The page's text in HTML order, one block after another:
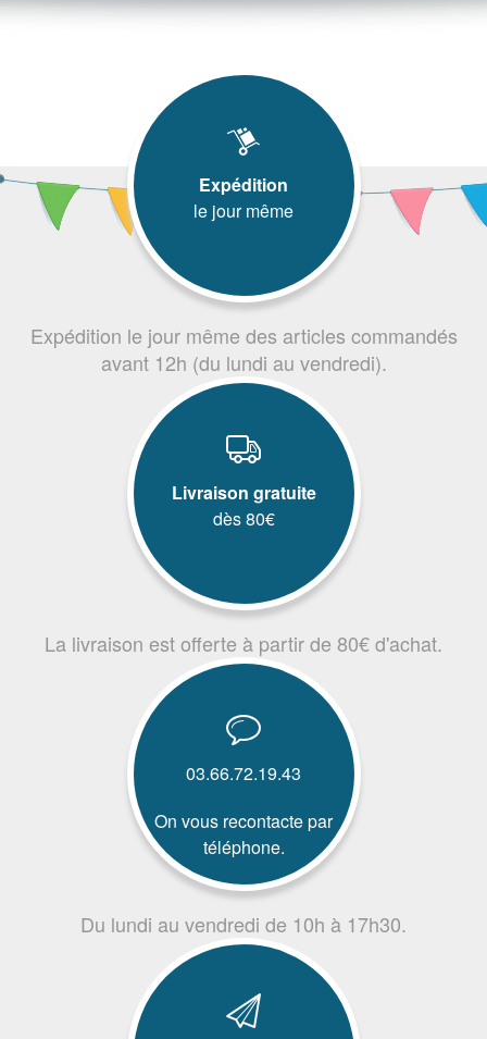
Expédition
le jour même
Expédition le jour même des articles commandés
avant 12h (du lundi au vendredi).
Livraison gratuite
dès 80€
La livraison est offerte à partir de 80€ d'achat.
03.66.72.19.43
On vous recontacte par
téléphone.
Du lundi au vendredi de 10h à 17h30.